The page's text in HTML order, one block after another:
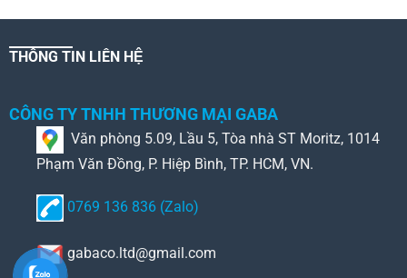
THÔNG TIN LIÊN HỆ
CÔNG TY TNHH THƯƠNG MẠI GABA
Văn phòng 5.09, Lầu 5, Tòa nhà ST Moritz, 1014
Phạm Văn Đồng, P. Hiệp Bình, TP. HCM, VN.
0769 136 836 (Zalo)
gabaco.ltd@gmail.com